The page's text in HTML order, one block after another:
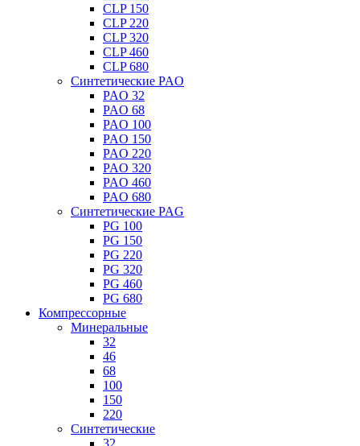
CLP 150
CLP 220
CLP 320
CLP 460
CLP 680
Синтетические PAO
PAO 32
PAO 68
PAO 100
PAO 150
PAO 220
PAO 320
PAO 460
PAO 680
Синтетические PAG
PG 100
PG 150
PG 220
PG 320
PG 460
PG 680
Компрессорные
Минеральные
32
46
68
100
150
220
Синтетические
32